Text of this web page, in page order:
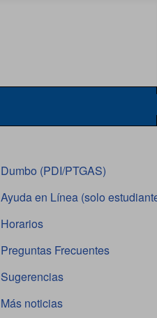
Dumbo (PDI/PTGAS)
Ayuda en Línea (solo
Horarios
Preguntas Frecuentes
Sugerencias
Más noticias